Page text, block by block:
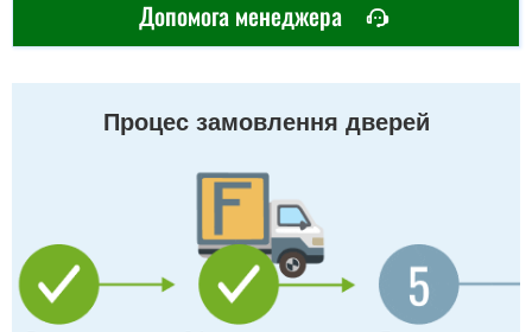
Допомога менеджера
Процес замовлення дверей